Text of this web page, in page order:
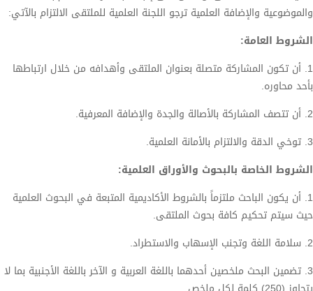
والموضوعية والإضافة العلمية ترجو اللجنة العلمية للملتقى الالتزام بالآتي:
الشروط العامة:
1. أن تكون المشاركة متصلة بعنوان الملتقى وأهدافه من خلال ارتباطها
بأحد محاوره.
2. أن تتصف المشاركة بالأصالة والجدة والإضافة المعرفية.
3. توخي الدقة والالتزام بالأمانة العلمية.
الشروط الخاصة بالبحوث والأوراق العلمية:
1. أن يكون الباحث ملتزماً بالشروط الأكاديمية المتبعة في البحوث العلمية
حيث سيتم تحكيم كافة بحوث الملتقى.
2. سلامة اللغة وتجنب الإسهاب والاستطراد.
3. تضمين البحث ملخصين أحدهما باللغة العربية و الآخر باللغة الأجنبية بما لا